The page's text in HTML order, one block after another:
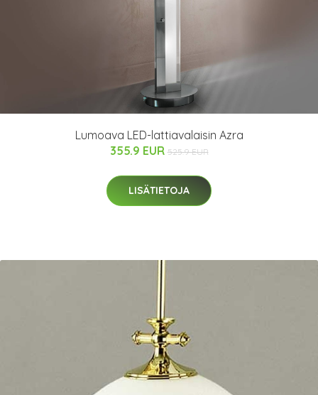
Lumoava LED-lattiavalaisin Azra
355.9 EUR 525.9 EUR
LISÄTIETOJA